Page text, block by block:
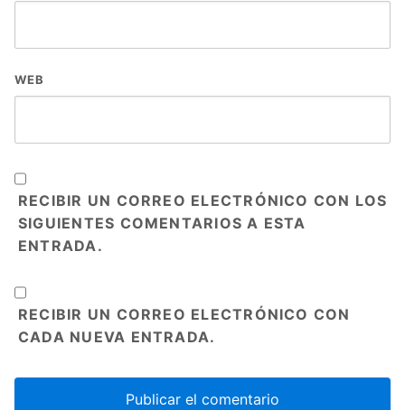
WEB
RECIBIR UN CORREO ELECTRÓNICO CON LOS
SIGUIENTES COMENTARIOS A ESTA
ENTRADA.
RECIBIR UN CORREO ELECTRÓNICO CON
CADA NUEVA ENTRADA.